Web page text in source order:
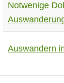
Notwenige
Auswandern